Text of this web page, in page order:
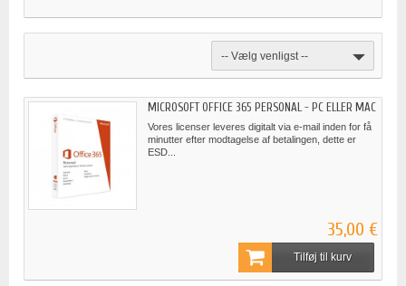
-- Vælg venligst --
MICROSOFT OFFICE 365 PERSONAL - PC ELLER MAC
Vores licenser leveres digitalt via e-mail inden for få
minutter efter modtagelse af betalingen, dette er
ESD...
35,00 €
Tilføj til kurv